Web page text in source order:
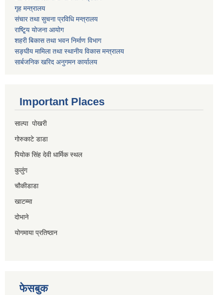
गृह मन्त्रालय
संचार तथा सुचना प्रविधि मन्त्रालय
राष्टि्ृय योजना आयोग
शहरी बिकास तथा भवन निर्माण विभाग
सङ्घीय मामिला तथा स्थानीय विकास मन्त्रालय
सार्बजनिक खरिद अनुगमन कार्यालय
Important Places
साल्पा पोखरी
गोरुकाटे डाडा
पियोक सिंह देवी धार्मिक स्थल
कुलुंग
चौकीडाडा
खाटम्मा
दोभाने
योगमाया प्रतिष्ठान
फेसबुक